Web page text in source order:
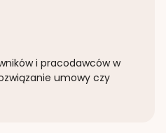
i pracodawców w
umowy czy